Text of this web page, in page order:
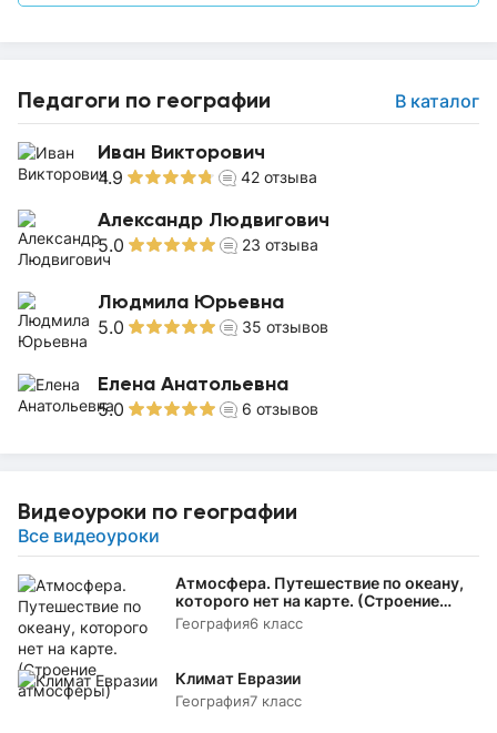
Педагоги по географии В каталог
Иван Викторович
4.9 42 отзыва
Александр Людвигович
5.0 23 отзыва
Людмила Юрьевна
5.0 35 отзывов
Елена Анатольевна
5.0 6 отзывов
Видеоуроки по географии
Все видеоуроки
Атмосфера. Путешествие по океану,
которого нет на карте. (Строение
атмосферы)
География6 класс
Климат Евразии
География7 класс